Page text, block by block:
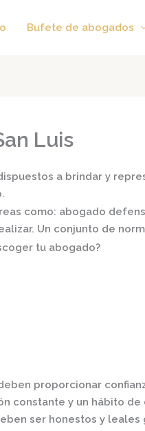
Bufete de abogados
Luis
a brindar y
como: abogado
Un conjunto de
tu abogado?
proporcionar
constante y un hábito
ser honestos y